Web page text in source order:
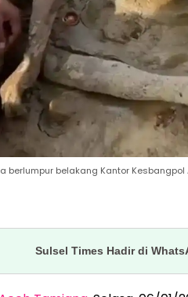
berlumpur belakang Kantor
Sulsel Times Hadir di